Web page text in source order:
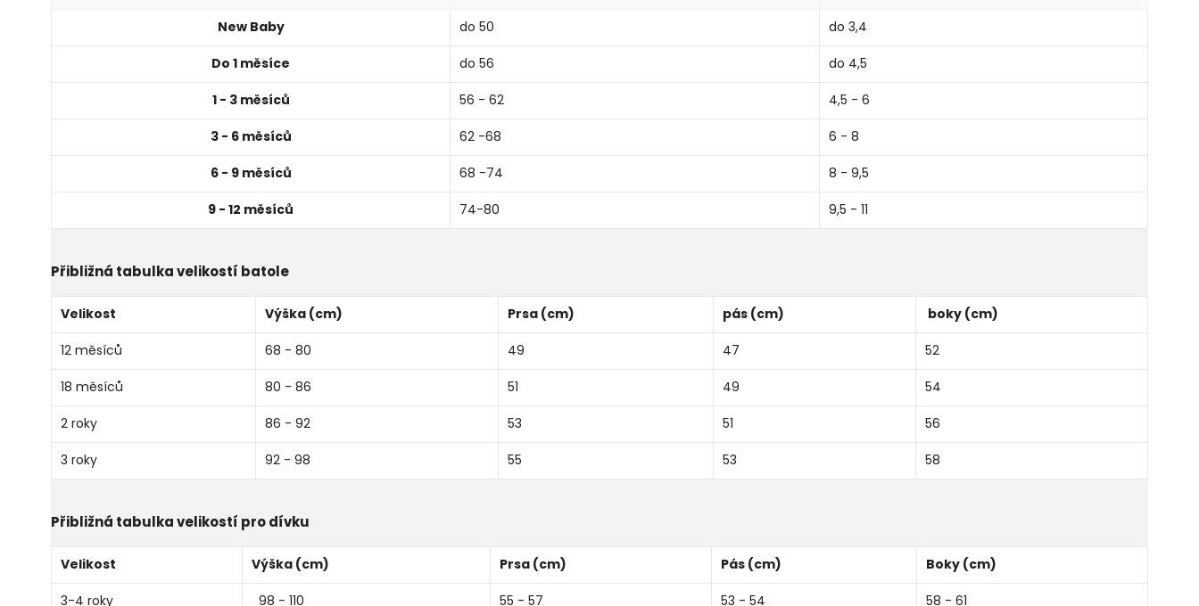
New Baby do 50 do 3,4
Do 1 měsíce do 56 do 4,5
1 - 3 měsíců 56 - 62 4,5 - 6
3 - 6 měsíců 62 -68 6 - 8
6 - 9 měsíců 68 -74 8 - 9,5
9 - 12 měsíců 74-80 9,5 - 11
Přibližná tabulka velikostí batole
Velikost Výška (cm) Prsa (cm) pás (cm) boky (cm)
12 měsíců 68 - 80 49 47 52
18 měsíců 80 - 86 51 49 54
2 roky 86 - 92 53 51 56
3 roky 92 - 98 55 53 58
Přibližná tabulka velikostí pro dívku
Velikost Výška (cm) Prsa (cm) Pás (cm) Boky (cm)
3-4 roky 98 - 110 55 - 57 53 - 54 58 - 61